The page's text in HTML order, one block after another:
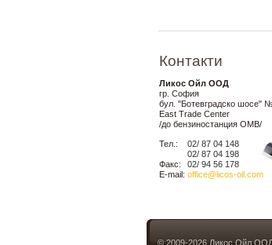
Контакти
Ликос Ойл ООД
гр. София
бул. "Ботевградско шосе"
East Trade Center
/до бензиностанция ОМВ/
Тел.:
Факс:
E-mail:
02/ 87 04 148
02/ 87 04 198
02/ 94 56 178
office@licos-oil.com
© 2009-2026 Ликос Ойл